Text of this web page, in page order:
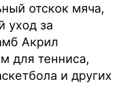
отскок мяча,
уход за
Акрил
для тенниса,
и других